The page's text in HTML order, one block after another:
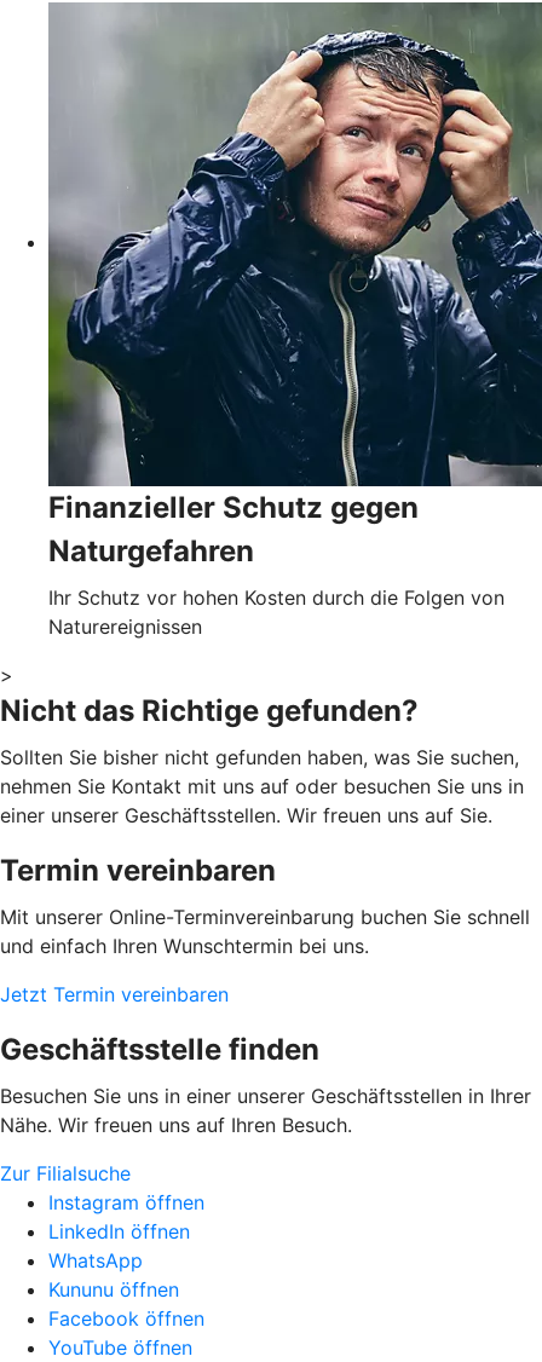
Finanzieller Schutz gegen
Naturgefahren
Ihr Schutz vor hohen Kosten durch die Folgen von
Naturereignissen
>
Nicht das Richtige gefunden?
Sollten Sie bisher nicht gefunden haben, was Sie suchen,
nehmen Sie Kontakt mit uns auf oder besuchen Sie uns in
einer unserer Geschäftsstellen. Wir freuen uns auf Sie.
Termin vereinbaren
Mit unserer Online-Terminvereinbarung buchen Sie schnell
und einfach Ihren Wunschtermin bei uns.
Jetzt Termin vereinbaren
Geschäftsstelle finden
Besuchen Sie uns in einer unserer Geschäftsstellen in Ihrer
Nähe. Wir freuen uns auf Ihren Besuch.
Zur Filialsuche
Instagram öffnen
LinkedIn öffnen
WhatsApp
Kununu öffnen
Facebook öffnen
YouTube öffnen